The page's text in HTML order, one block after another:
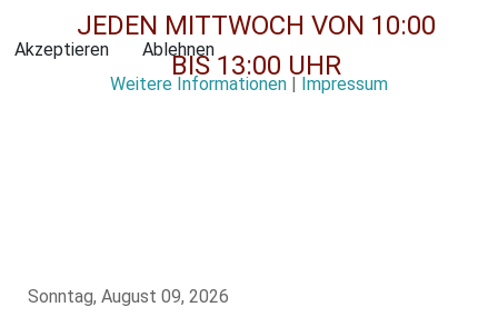
JEDEN MITTWOCH VON 10:00
BIS 13:00 UHR
Sonntag, August 09, 2026
Akzeptieren
Ablehnen
Weitere Informationen | Impressum